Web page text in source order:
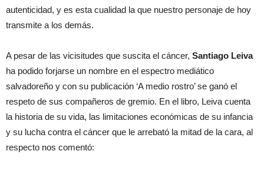
autenticidad, y es esta cualidad la que nuestro personaje de hoy
transmite a los demás.
A pesar de las vicisitudes que suscita el cáncer, Santiago Leiva
ha podido forjarse un nombre en el espectro mediático
salvadoreño y con su publicación ‘A medio rostro’ se ganó el
respeto de sus compañeros de gremio. En el libro, Leiva cuenta
la historia de su vida, las limitaciones económicas de su infancia
y su lucha contra el cáncer que le arrebató la mitad de la cara, al
respecto nos comentó: